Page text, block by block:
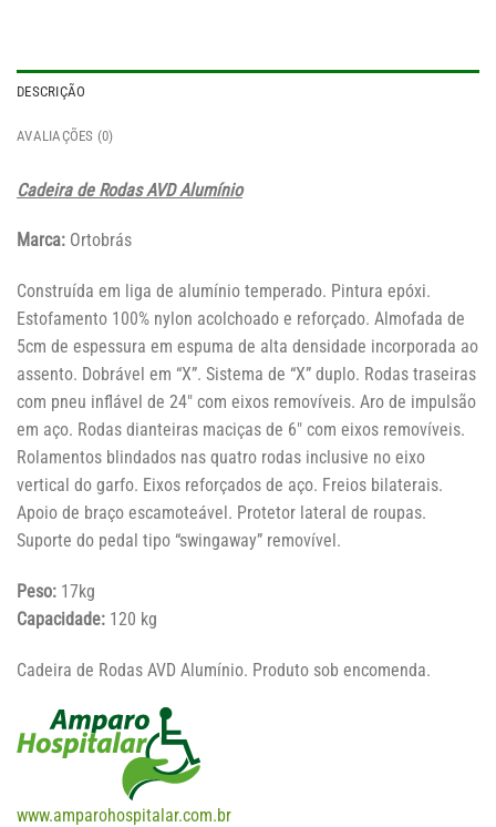
DESCRIÇÃO
AVALIAÇÕES (0)
Cadeira de Rodas AVD Alumínio
Marca: Ortobrás
Construída em liga de alumínio temperado. Pintura epóxi.
Estofamento 100% nylon acolchoado e reforçado. Almofada de
5cm de espessura em espuma de alta densidade incorporada ao
assento. Dobrável em “X”. Sistema de “X” duplo. Rodas traseiras
com pneu inflável de 24″ com eixos removíveis. Aro de impulsão
em aço. Rodas dianteiras maciças de 6″ com eixos removíveis.
Rolamentos blindados nas quatro rodas inclusive no eixo
vertical do garfo. Eixos reforçados de aço. Freios bilaterais.
Apoio de braço escamoteável. Protetor lateral de roupas.
Suporte do pedal tipo “swingaway” removível.
Peso: 17kg
Capacidade: 120 kg
Cadeira de Rodas AVD Alumínio. Produto sob encomenda.
www.amparohospitalar.com.br